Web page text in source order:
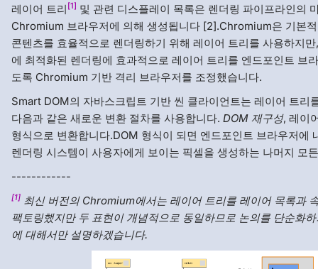
레이어 트리 [1] 및 관련 디스플레이 목록은 렌더링 파이프라인의
Chromium 브라우저에 의해 생성됩니다 [2].Chromium은 기본
콘텐츠를 효율적으로 렌더링하기 위해 레이어 트리를 사용하지
에 최적화된 렌더링에 효과적으로 레이어 트리를 엔드포인트 브
도록 Chromium 기반 격리 브라우저를 조정했습니다.
Smart DOM의 자바스크립트 기반 씬 클라이언트는 레이어 트리
다음과 같은 새로운 변환 절차를 사용합니다. DOM 재구성, 레이
형식으로 변환합니다.DOM 형식이 되면 엔드포인트 브라우저에
렌더링 시스템이 사용자에게 보이는 픽셀을 생성하는 나머지 모
------------
[1] 최신 버전의 Chromium에서는 레이어 트리를 레이어 목록과
팩토링했지만 두 표현이 개념적으로 동일하므로 논의를 단순화
에 대해서만 설명하겠습니다.